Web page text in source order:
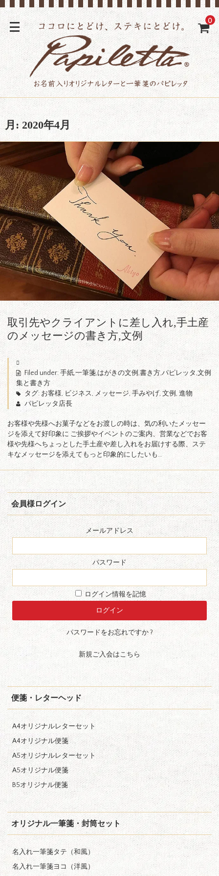
0
月: 2020年4月
取引先やクライアントに差し入れ,手土産
のメッセージの書き方,文例
Filed under:手紙,一筆箋,はがきの文例,書き方,パピレッタ,文例
集と書き方
タグ: お客様, ビジネス, メッセージ, 手みやげ,文例, 進物
パピレッタ店長
お客様や先様へお菓子などをお渡しの時は、気の利いたメッセー
ジを添えて好印象に ご挨拶やイベントのご案内、営業などでお客
様や先様へちょっとした手土産や差し入れをお届けする際、ステ
キなメッセージを添えてもっと印象的にしたいも…
会員様ログイン
メールアドレス
パスワード
ログイン情報を記憶
パスワードをお忘れですか ?
新規ご入会はこちら
便箋・レターヘッド
A4オリジナルレターセット
A4オリジナル便箋
A5オリジナルレターセット
A5オリジナル便箋
B5オリジナル便箋
オリジナル一筆箋・封筒セット
名入れ一筆箋タテ（和風）
名入れ一筆箋ヨコ（洋風）